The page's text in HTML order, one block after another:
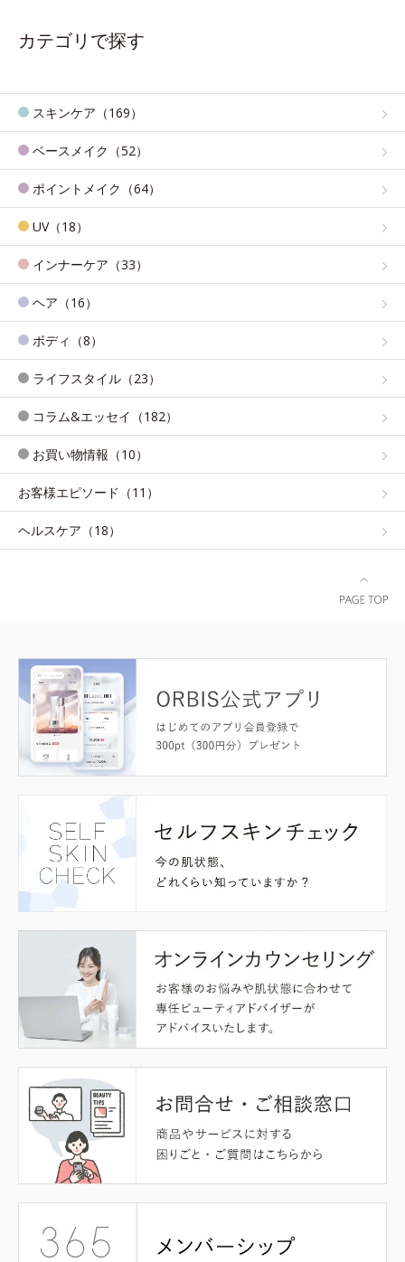
カテゴリで探す
スキンケア（169）
ベースメイク（52）
ポイントメイク（64）
UV（18）
インナーケア（33）
ヘア（16）
ボディ（8）
ライフスタイル（23）
コラム&エッセイ（182）
お買い物情報（10）
お客様エピソード（11）
ヘルスケア（18）